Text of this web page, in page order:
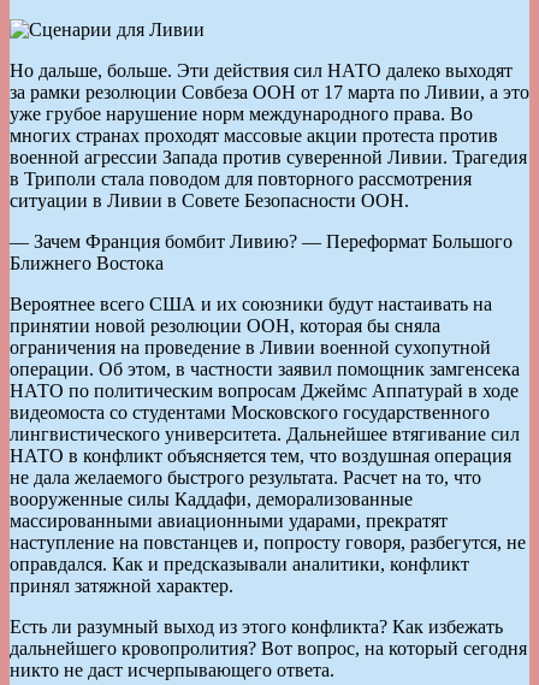
Но дальше, больше. Эти действия сил НАТО далеко выходят
за рамки резолюции Совбеза ООН от 17 марта по Ливии, а это
уже грубое нарушение норм международного права. Во
многих странах проходят массовые акции протеста против
военной агрессии Запада против суверенной Ливии. Трагедия
в Триполи стала поводом для повторного рассмотрения
ситуации в Ливии в Совете Безопасности ООН.
— Зачем Франция бомбит Ливию? — Переформат Большого
Ближнего Востока
Вероятнее всего США и их союзники будут настаивать на
принятии новой резолюции ООН, которая бы сняла
ограничения на проведение в Ливии военной сухопутной
операции. Об этом, в частности заявил помощник замгенсека
НАТО по политическим вопросам Джеймс Аппатурай в ходе
видеомоста со студентами Московского государственного
лингвистического университета. Дальнейшее втягивание сил
НАТО в конфликт объясняется тем, что воздушная операция
не дала желаемого быстрого результата. Расчет на то, что
вооруженные силы Каддафи, деморализованные
массированными авиационными ударами, прекратят
наступление на повстанцев и, попросту говоря, разбегутся, не
оправдался. Как и предсказывали аналитики, конфликт
принял затяжной характер.
Есть ли разумный выход из этого конфликта? Как избежать
дальнейшего кровопролития? Вот вопрос, на который сегодня
никто не даст исчерпывающего ответа.